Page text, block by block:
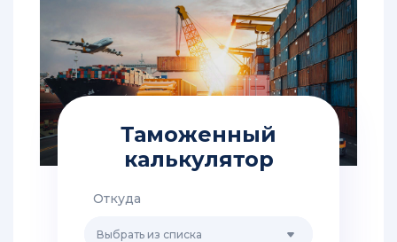
Контакты
Полезноkeyboard_arrow_down
Авиаперевозки
из
Китая
в
Таможенный
калькулятор
Откуда
Выбрать из списка